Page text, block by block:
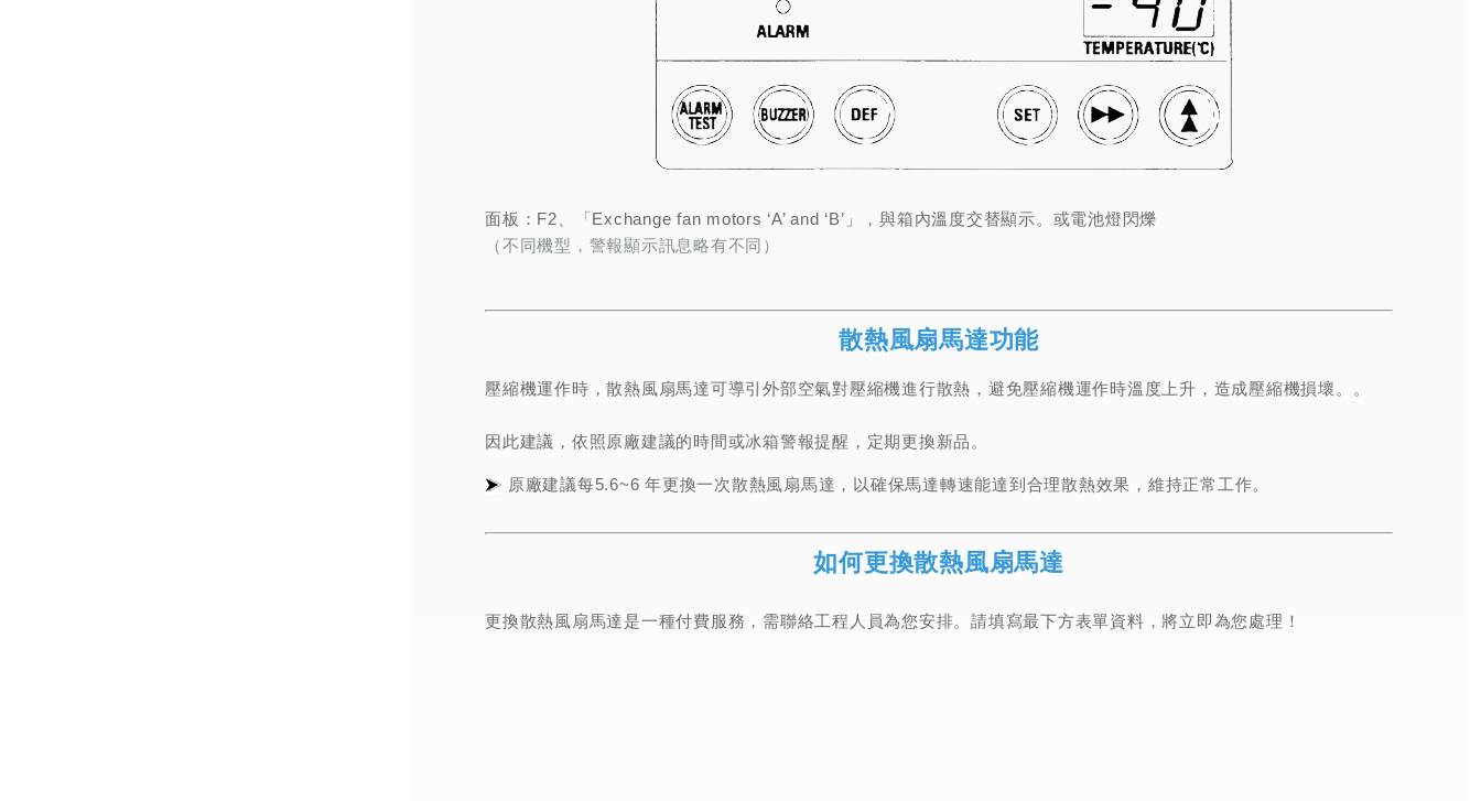
面板：F2、「Exchange fan motors ‘A’ and ‘B’」，與箱內溫度交替顯示。或電池燈閃爍
（不同機型，警報顯示訊息略有不同）
散熱風扇馬達功能
壓縮機運作時，散熱風扇馬達可導引外部空氣對壓縮機進行散熱，避免壓縮機運作時溫度上升，造成壓縮機損壞。 。
因此建議，依照原廠建議的時間或冰箱警報提醒，定期更換新品。
原廠建議每5.6~6 年更換一次散熱風扇馬達，以確保馬達轉速能達到合理散熱效果，維持正常工作。
如何更換散熱風扇馬達
更換散熱風扇馬達是一種付費服務，需聯絡工程人員為您安排。請填寫最下方表單資料，將立即為您處理！